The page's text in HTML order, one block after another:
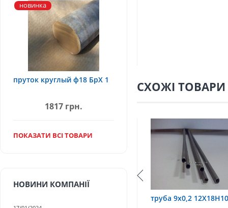
СХОЖІ ТОВАРИ
труба 75х1,5,
новинка
пруток круглый ф18 БрХ 1
1817 грн.
ПОКАЗАТИ ВСІ ТОВАРИ
НОВИНИ КОМПАНІЇ